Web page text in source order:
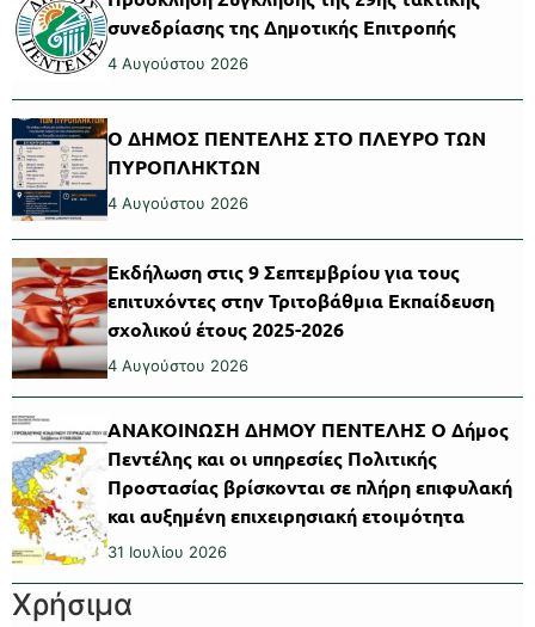
συνεδρίασης της Δημοτικής Επιτροπής
4 Αυγούστου 2026
Ο ΔΗΜΟΣ ΠΕΝΤΕΛΗΣ ΣΤΟ ΠΛΕΥΡΟ ΤΩΝ
ΠΥΡΟΠΛΗΚΤΩΝ
4 Αυγούστου 2026
Εκδήλωση στις 9 Σεπτεμβρίου για τους
επιτυχόντες στην Τριτοβάθμια Εκπαίδευση
σχολικού έτους 2025-2026
4 Αυγούστου 2026
ΑΝΑΚΟΙΝΩΣΗ ΔΗΜΟΥ ΠΕΝΤΕΛΗΣ Ο Δήμος
Πεντέλης και οι υπηρεσίες Πολιτικής
Προστασίας βρίσκονται σε πλήρη επιφυλακή
και αυξημένη επιχειρησιακή ετοιμότητα
31 Ιουλίου 2026
Χρήσιμα